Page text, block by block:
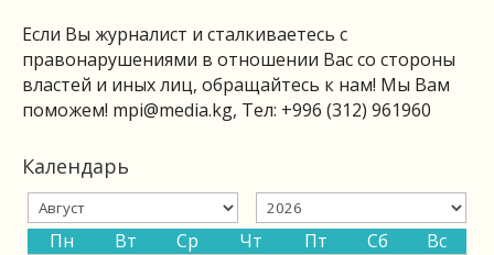
Если Вы журналист и сталкиваетесь с
правонарушениями в отношении Вас со стороны
властей и иных лиц, обращайтесь к нам! Мы Вам
поможем! mpi@media.kg, Тел: +996 (312) 961960
Календарь
Пн Вт Ср Чт Пт Сб
Вс